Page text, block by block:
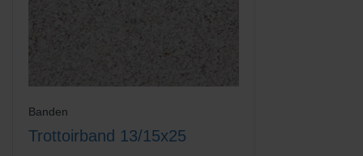
Banden
Trottoirband 13/15x25